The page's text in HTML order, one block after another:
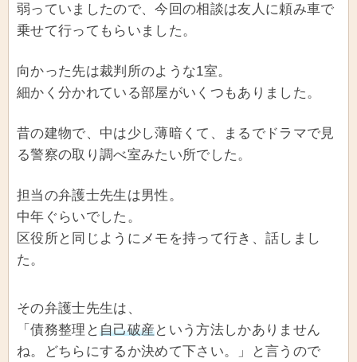
弱っていましたので、今回の相談は友人に頼み車で
乗せて行ってもらいました。
向かった先は裁判所のような1室。
細かく分かれている部屋がいくつもありました。
昔の建物で、中は少し薄暗くて、まるでドラマで見
る警察の取り調べ室みたい所でした。
担当の弁護士先生は男性。
中年ぐらいでした。
区役所と同じようにメモを持って行き、話しまし
た。
その弁護士先生は、
「債務整理と自己破産という方法しかありません
ね。どちらにするか決めて下さい。」と言うので